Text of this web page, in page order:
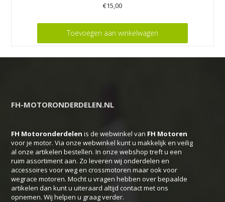
€15,00
Toevoegen aan winkelwagen
FH-MOTORONDERDELEN.NL
FH Motoronderdelen is de webwinkel van FH Motoren
voor je motor. Via onze webwinkel kunt u makkelijk en veilig
al onze artikelen bestellen. In onze webshop treft u een
ruim assortiment aan. Zo leveren wij onderdelen en
accessoires voor weg en crossmotoren maar ook voor
wegrace motoren. Mocht u vragen hebben over bepaalde
artikelen dan kunt u uiteraard altijd contact met ons
opnemen. Wij helpen u graag verder.